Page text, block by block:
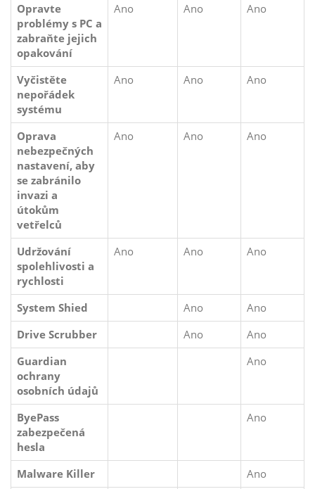
Opravte
problémy s PC a
zabraňte jejich
opakování
Ano Ano Ano
Vyčistěte
nepořádek
systému
Ano Ano Ano
Oprava
nebezpečných
nastavení, aby
se zabránilo
invazi a
útokům
vetřelců
Ano Ano Ano
Udržování
spolehlivosti a
rychlosti
Ano Ano Ano
System Shied Ano
Ano
Drive Scrubber
Ano
Ano
Guardian
ochrany
osobních údajů
Ano
ByePass
zabezpečená
hesla
Ano
Malware Killer
Ano